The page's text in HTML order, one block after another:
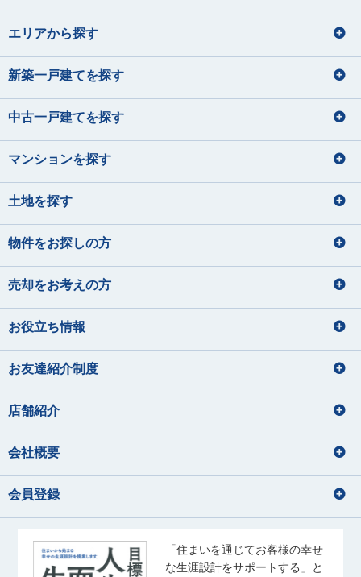
エリアから探す
新築一戸建てを探す
中古一戸建てを探す
マンションを探す
土地を探す
物件をお探しの方
売却をお考えの方
お役立ち情報
お友達紹介制度
店舗紹介
会社概要
会員登録
「住まいを通じてお客様の幸せ
な生涯設計をサポートする」と